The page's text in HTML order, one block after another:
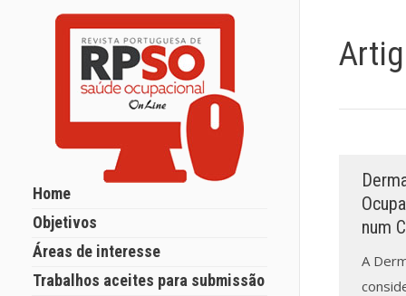
Home
Objetivos
Áreas de interesse
Trabalhos aceites para submissão
num
A